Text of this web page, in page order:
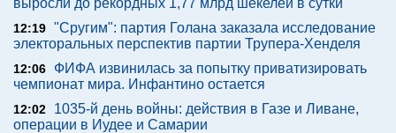
выросли до рекордных 1,77 млрд шекелей в сутки
12:19 "Сругим": партия Голана заказала исследование
электоральных перспектив партии Трупера-Хенделя
12:06
ФИФА извинилась за попытку приватизировать
чемпионат мира. Инфантино остается
12:02
1035-й день войны: действия в Газе и Ливане,
операции в Иудее и Самарии